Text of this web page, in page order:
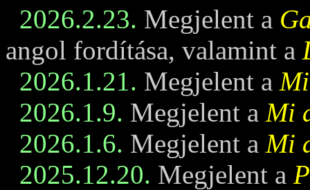
2026.2.23. Megjelent a
angol fordítása, valamint a
2026.1.21. Megjelent a
2026.1.9. Megjelent a Mi
2026.1.6. Megjelent a Mi
2025.12.20. Megjelent a